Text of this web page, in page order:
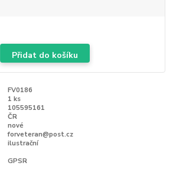
Přidat do košíku
FV0186
1 ks
105595161
ČR
nové
forveteran@post.cz
ilustrační
GPSR